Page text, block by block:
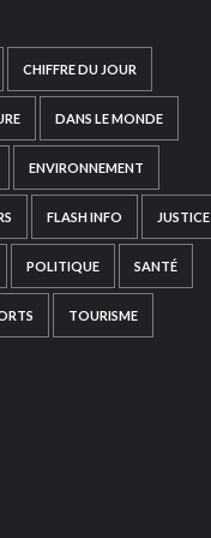
CHIFFRE DU JOUR
DANS LE MONDE
ENVIRONNEMENT
FLASH INFO JUSTICE
POLITIQUE SANTÉ
TOURISME